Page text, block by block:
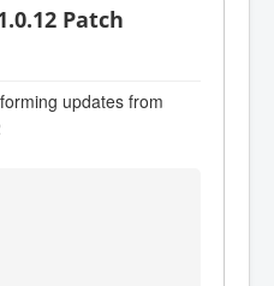
Patch
updates from